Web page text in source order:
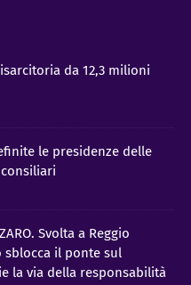
da 12,3 milioni
le presidenze delle
Svolta a Reggio
sblocca il ponte sul
la via della responsabilità